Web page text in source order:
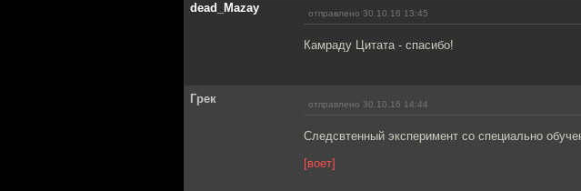
dead_Mazay отправлено 30.10.16 13:45
Камраду Цитата - спасибо!
Грек отправлено 30.10.16 14:44
Следсвтенный эксперимент со специально
[воет]